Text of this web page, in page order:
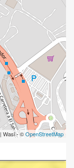
| Wasi - ©OpenStreetMap